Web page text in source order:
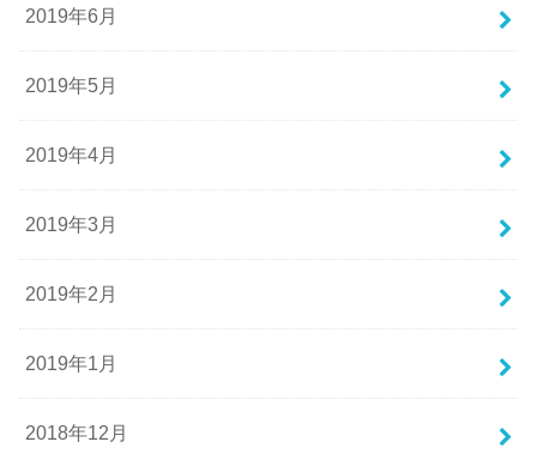
2019年6月
2019年5月
2019年4月
2019年3月
2019年2月
2019年1月
2018年12月